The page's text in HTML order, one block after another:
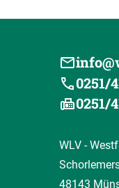
0251/
0251/
WLV -
48143